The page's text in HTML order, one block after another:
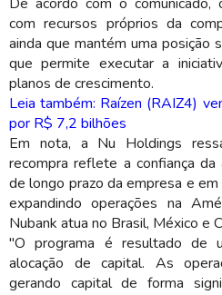
com recursos próprios da
ainda que mantém uma posição
que permite executar a
planos de crescimento.
Leia também: Raízen (RAIZ4)
por R$ 7,2 bilhões
Em nota, a Nu Holdings
recompra reflete a confiança da
de longo prazo da empresa e
expandindo operações na
Nubank atua no Brasil, México e
"O programa é resultado de
alocação de capital. As
gerando capital de forma